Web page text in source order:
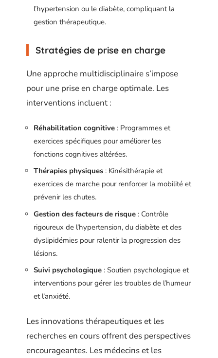
l’hypertension ou le diabète, compliquant la
gestion thérapeutique.
Stratégies de prise en charge
Une approche multidisciplinaire s’impose
pour une prise en charge optimale. Les
interventions incluent :
Réhabilitation cognitive : Programmes et
exercices spécifiques pour améliorer les
fonctions cognitives altérées.
Thérapies physiques : Kinésithérapie et
exercices de marche pour renforcer la mobilité et
prévenir les chutes.
Gestion des facteurs de risque : Contrôle
rigoureux de l’hypertension, du diabète et des
dyslipidémies pour ralentir la progression des
lésions.
Suivi psychologique : Soutien psychologique et
interventions pour gérer les troubles de l’humeur
et l’anxiété.
Les innovations thérapeutiques et les
recherches en cours offrent des perspectives
encourageantes. Les médecins et les